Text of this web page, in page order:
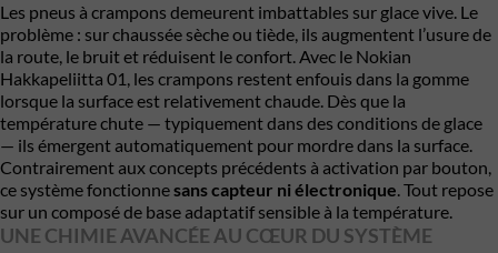
Les pneus à crampons demeurent imbattables sur glace vive. Le
problème : sur chaussée sèche ou tiède, ils augmentent l’usure de
la route, le bruit et réduisent le confort. Avec le Nokian
Hakkapeliitta 01, les crampons restent enfouis dans la gomme
lorsque la surface est relativement chaude. Dès que la
température chute — typiquement dans des conditions de glace
— ils émergent automatiquement pour mordre dans la surface.
Contrairement aux concepts précédents à activation par bouton,
ce système fonctionnesans capteur ni électronique. Tout repose
sur un composé de base adaptatif sensible à la température.
UNE CHIMIE AVANCÉE AU CŒUR DU SYSTÈME